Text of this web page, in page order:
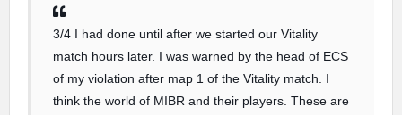
3/4 I had done until after we started our Vitality
match hours later. I was warned by the head of ECS
of my violation after map 1 of the Vitality match. I
think the world of MIBR and their players. These are